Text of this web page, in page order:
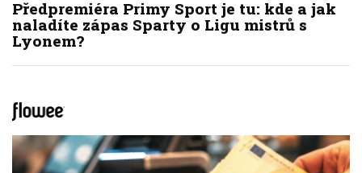
Předpremiéra Primy Sport je tu: kde a jak
naladíte zápas Sparty o Ligu mistrů s
Lyonem?